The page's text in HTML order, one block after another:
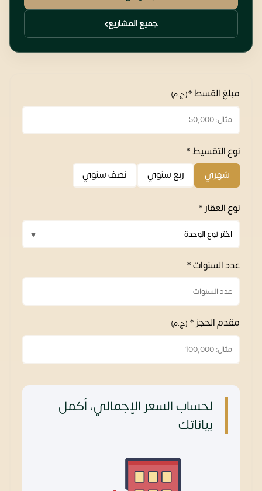
جميع المشاريع
مبلغ القسط *(ج.م)
نوع التقسيط *
شهري
ربع سنوي نصف سنوي
نوع العقار *
عدد السنوات *
مقدم الحجز * (ج.م)
لحساب السعر الإجمالي، أكمل
بياناتك